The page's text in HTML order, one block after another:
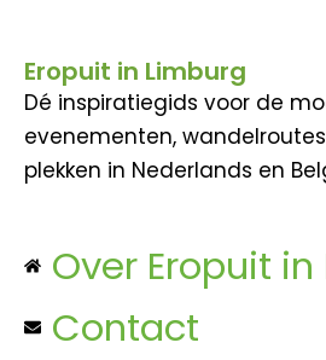
Eropuit in Limburg
Dé inspiratiegids voor de
evenementen,
plekken in Nederlands en
Over Eropuit
Contact